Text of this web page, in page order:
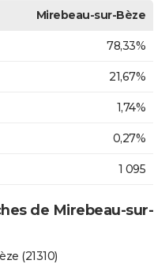
Mirebeau-sur-Bèze
78,33%
21,67%
1,74%
0,27%
1 095
de Mirebeau-sur-
(21310)